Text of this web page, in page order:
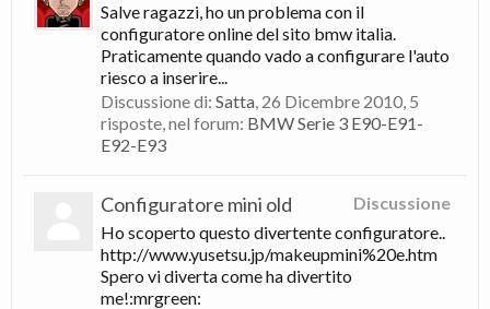
Salve ragazzi, ho un problema con il
configuratore online del sito bmw italia.
Praticamente quando vado a configurare l'auto
riesco a inserire...
Discussione di: Satta, 26 Dicembre 2010, 5
risposte, nel forum: BMW Serie 3 E90-E91-
E92-E93
Discussione
Configuratore mini old
Ho scoperto questo divertente configuratore..
http://www.yusetsu.jp/makeupmini%20e.htm
Spero vi diverta come ha divertito
me!:mrgreen: